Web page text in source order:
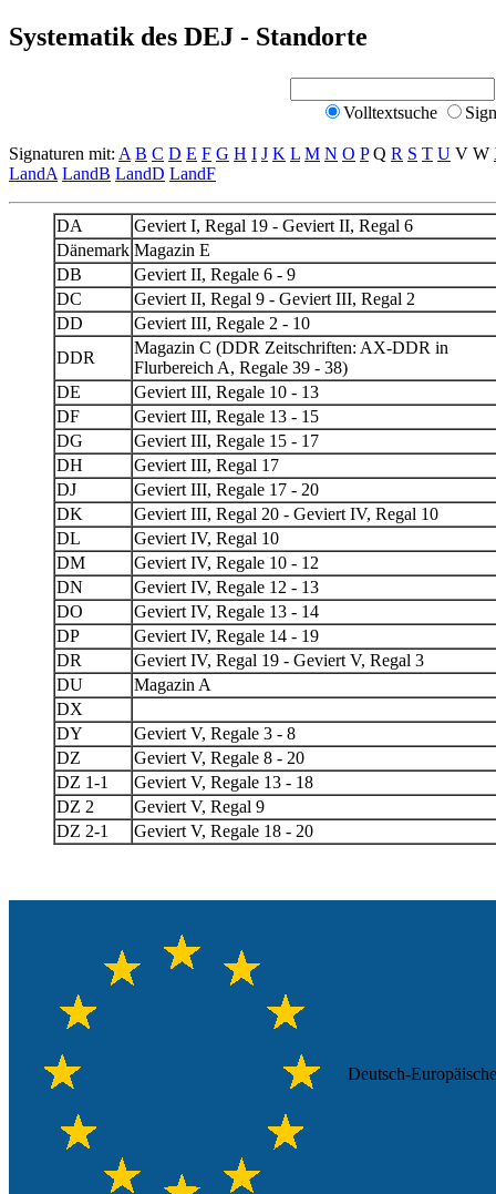
Systematik des DEJ - Standorte
Volltextsuche
Signaturen mit: A B C D E F G H I J K L M N O PQ R S T U V W
LandA LandB LandD LandF
DA
Geviert I, Regal 19 - Geviert II, Regal 6
Dänemark Magazin E
DB
Geviert II, Regale 6 - 9
DC
Geviert II, Regal 9 - Geviert III, Regal 2
DD
Geviert III, Regale 2 - 10
DDR
Magazin C (DDR Zeitschriften: AX-DDR in
Flurbereich A, Regale 39 - 38)
DE
Geviert III, Regale 10 - 13
DF
Geviert III, Regale 13 - 15
DG
Geviert III, Regale 15 - 17
DH
Geviert III, Regal 17
DJ
Geviert III, Regale 17 - 20
DK
Geviert III, Regal 20 - Geviert IV, Regal 10
DL
Geviert IV, Regal 10
DM
Geviert IV, Regale 10 - 12
DN
Geviert IV, Regale 12 - 13
DO
Geviert IV, Regale 13 - 14
DP
Geviert IV, Regale 14 - 19
DR
Geviert IV, Regal 19 - Geviert V, Regal 3
DU
Magazin A
DX
DY
Geviert V, Regale 3 - 8
DZ
Geviert V, Regale 8 - 20
DZ 1-1
Geviert V, Regale 13 - 18
DZ 2
Geviert V, Regal 9
DZ 2-1
Geviert V, Regale 18 - 20
Deutsch-